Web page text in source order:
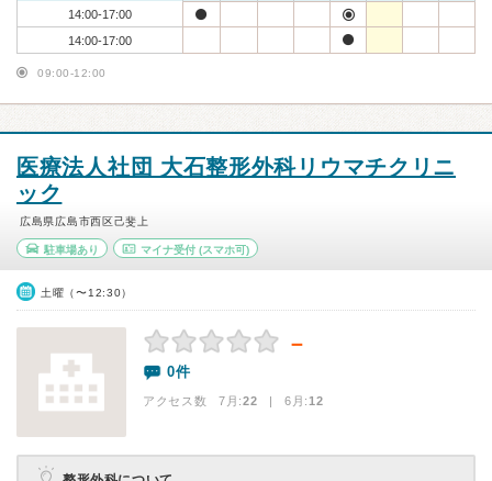
14:00-17:00
14:00-17:00
09:00-12:00
医療法人社団 大石整形外科リウマチクリニ
ック
広島県広島市西区己斐上
駐車場あり マイナ受付(スマホ可)
土曜（〜12:30）
－
0件
アクセス数 7月:22 | 6月:12